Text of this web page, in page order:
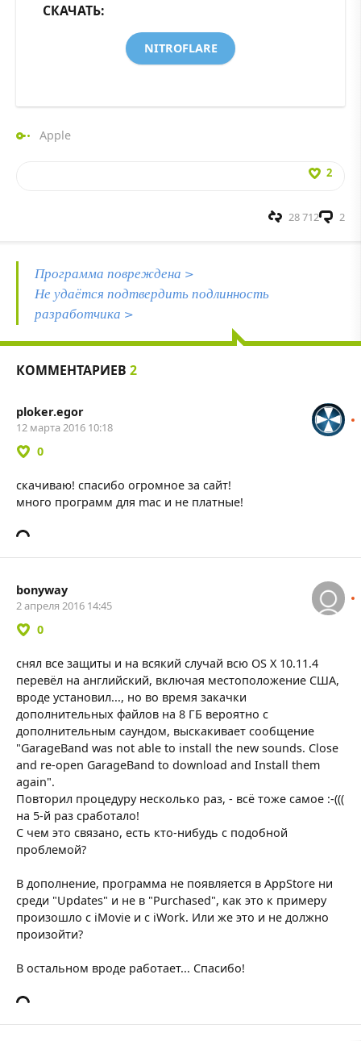
СКАЧАТЬ:
NITROFLARE
Apple
2
2
28 712
Программа повреждена >
Не удаётся подтвердить подлинность
разработчика >
КОММЕНТАРИЕВ 2
ploker.egor
12 марта 2016 10:18
0
скачиваю! спасибо огромное за сайт!
много программ для mac и не платные!
bonyway
2 апреля 2016 14:45
0
снял все защиты и на всякий случай всю OS X 10.11.4
перевёл на английский, включая местоположение США,
вроде установил..., но во время закачки
дополнительных файлов на 8 ГБ вероятно с
дополнительным саундом, выскакивает сообщение
"GarageBand was not able to install the new sounds. Close
and re-open GarageBand to download and Install them
again".
Повторил процедуру несколько раз, - всё тоже самое :-(((
на 5-й раз сработало!
С чем это связано, есть кто-нибудь с подобной
проблемой?
В дополнение, программа не появляется в AppStore ни
среди "Updates" и не в "Purchased", как это к примеру
произошло с iMovie и с iWork. Или же это и не должно
произойти?
В остальном вроде работает... Спасибо!